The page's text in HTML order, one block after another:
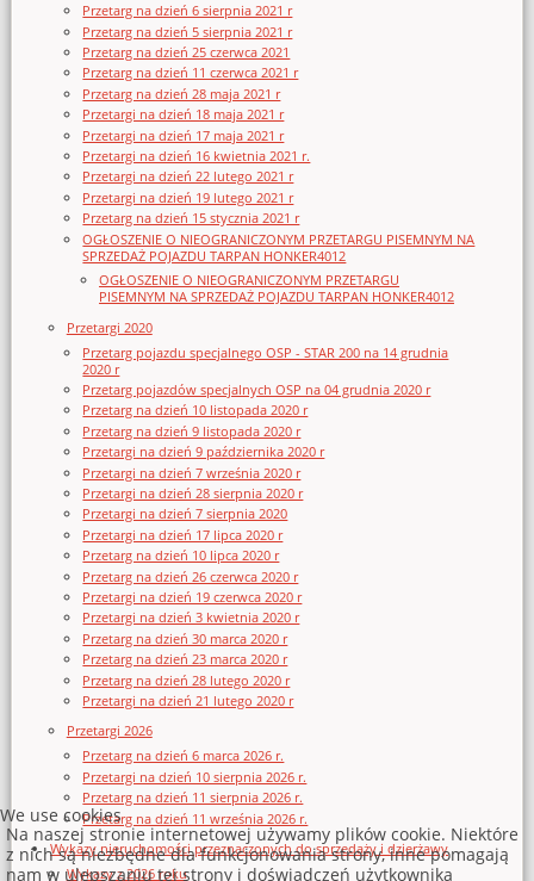
Przetarg na dzień 6 sierpnia 2021 r
Przetarg na dzień 5 sierpnia 2021 r
Przetarg na dzień 25 czerwca 2021
Przetarg na dzień 11 czerwca 2021 r
Przetarg na dzień 28 maja 2021 r
Przetargi na dzień 18 maja 2021 r
Przetargi na dzień 17 maja 2021 r
Przetargi na dzień 16 kwietnia 2021 r.
Przetargi na dzień 22 lutego 2021 r
Przetargi na dzień 19 lutego 2021 r
Przetarg na dzień 15 stycznia 2021 r
OGŁOSZENIE O NIEOGRANICZONYM PRZETARGU PISEMNYM NA
SPRZEDAŻ POJAZDU TARPAN HONKER4012
OGŁOSZENIE O NIEOGRANICZONYM PRZETARGU
PISEMNYM NA SPRZEDAŻ POJAZDU TARPAN HONKER4012
Przetargi 2020
Przetarg pojazdu specjalnego OSP - STAR 200 na 14 grudnia
2020 r
Przetarg pojazdów specjalnych OSP na 04 grudnia 2020 r
Przetarg na dzień 10 listopada 2020 r
Przetarg na dzień 9 listopada 2020 r
Przetargi na dzień 9 października 2020 r
Przetargi na dzień 7 września 2020 r
Przetargi na dzień 28 sierpnia 2020 r
Przetargi na dzień 7 sierpnia 2020
Przetargi na dzień 17 lipca 2020 r
Przetarg na dzień 10 lipca 2020 r
Przetarg na dzień 26 czerwca 2020 r
Przetargi na dzień 19 czerwca 2020 r
Przetargi na dzień 3 kwietnia 2020 r
Przetarg na dzień 30 marca 2020 r
Przetarg na dzień 23 marca 2020 r
Przetarg na dzień 28 lutego 2020 r
Przetargi na dzień 21 lutego 2020 r
Przetargi 2026
Przetarg na dzień 6 marca 2026 r.
Przetargi na dzień 10 sierpnia 2026 r.
Przetarg na dzień 11 sierpnia 2026 r.
Przetarg na dzień 11 września 2026 r.
Wykazy nieruchomości przeznaczonych do sprzedaży i dzierżawy
Wykazy z 2026 roku
We use cookies
Na naszej stronie internetowej używamy plików cookie. Niektóre
z nich są niezbędne dla funkcjonowania strony, inne pomagają
nam w ulepszaniu tej strony i doświadczeń użytkownika